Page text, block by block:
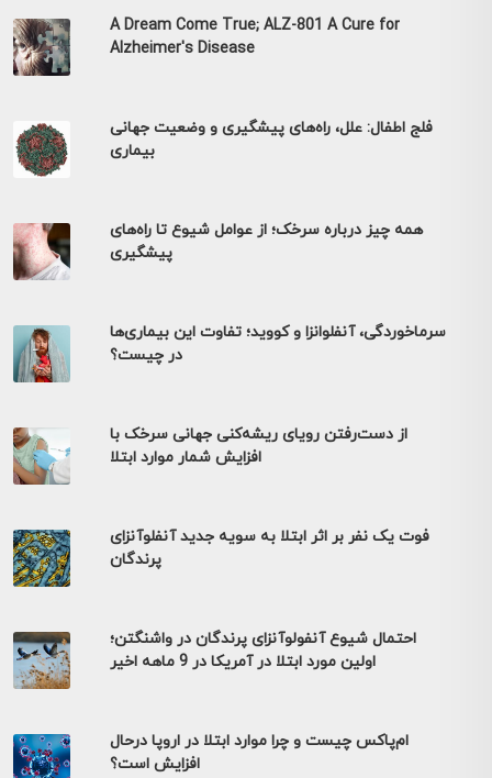
A Dream Come True; ALZ-801 A Cure for
Alzheimer's Disease
فلج اطفال: علل، راه‌های پیشگیری و وضعیت جهانی
بیماری
همه چیز درباره سرخک؛ از عوامل شیوع تا راه‌های
پیشگیری
سرماخوردگی، آنفلوانزا و کووید؛ تفاوت این بیماری‌ها
در چیست؟
از دست‌رفتن رویای ریشه‌کنی جهانی سرخک با
افزایش شمار موارد ابتلا
فوت یک نفر بر اثر ابتلا به سویه جدید آنفلوآنزای
پرندگان
احتمال شیوع آنفولوآنزای پرندگان در واشنگتن؛
اولین مورد ابتلا در آمریکا در 9 ماهه اخیر
ام‌پاکس چیست و چرا موارد ابتلا در اروپا درحال
افزایش است؟